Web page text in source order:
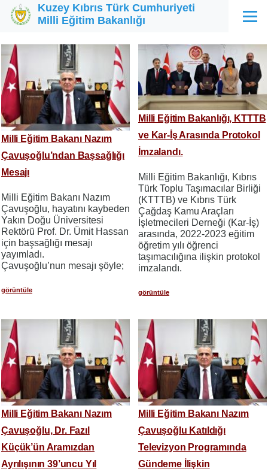
Ana içeriğe atla
Kuzey Kıbrıs Türk Cumhuriyeti
Milli Eğitim Bakanlığı
Menü
Milli Eğitim Bakanı Nazım
Çavuşoğlu’ndan Başsağlığı
Mesajı
Milli Eğitim Bakanı Nazım
Çavuşoğlu, hayatını kaybeden
Yakın Doğu Üniversitesi
Rektörü Prof. Dr. Ümit Hassan
için başsağlığı mesajı
yayımladı.
Çavuşoğlu’nun mesajı şöyle;
görüntüle
Milli Eğitim Bakanlığı, KTTTB
ve Kar-İş Arasında Protokol
İmzalandı.
Milli Eğitim Bakanlığı, Kıbrıs
Türk Toplu Taşımacılar Birliği
(KTTTB) ve Kıbrıs Türk
Çağdaş Kamu Araçları
İşletmecileri Derneği (Kar-İş)
arasında, 2022-2023 eğitim
öğretim yılı öğrenci
taşımacılığına ilişkin protokol
imzalandı.
görüntüle
Milli Eğitim Bakanı Nazım
Çavuşoğlu, Dr. Fazıl
Küçük’ün Aramızdan
Ayrılışının 39’uncu Yıl
Milli Eğitim Bakanı Nazım
Çavuşoğlu Katıldığı
Televizyon Programında
Gündeme İlişkin